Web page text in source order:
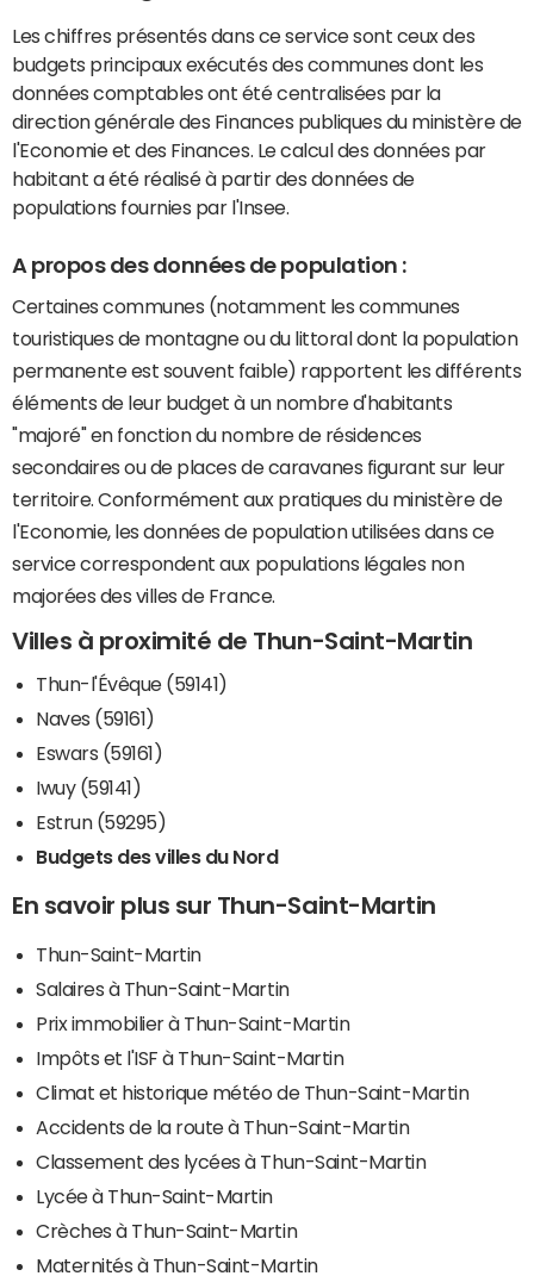
Les chiffres présentés dans ce service sont ceux des
budgets principaux exécutés des communes dont les
données comptables ont été centralisées par la
direction générale des Finances publiques du ministère de
l'Economie et des Finances. Le calcul des données par
habitant a été réalisé à partir des données de
populations fournies par l'Insee.
A propos des données de population :
Certaines communes (notamment les communes
touristiques de montagne ou du littoral dont la population
permanente est souvent faible) rapportent les différents
éléments de leur budget à un nombre d'habitants
"majoré" en fonction du nombre de résidences
secondaires ou de places de caravanes figurant sur leur
territoire. Conformément aux pratiques du ministère de
l'Economie, les données de population utilisées dans ce
service correspondent aux populations légales non
majorées des villes de France.
Villes à proximité de Thun-Saint-Martin
Thun-l'Évêque (59141)
Naves (59161)
Eswars (59161)
Iwuy (59141)
Estrun (59295)
Budgets des villes du Nord
En savoir plus sur Thun-Saint-Martin
Thun-Saint-Martin
Salaires à Thun-Saint-Martin
Prix immobilier à Thun-Saint-Martin
Impôts et l'ISF à Thun-Saint-Martin
Climat et historique météo de Thun-Saint-Martin
Accidents de la route à Thun-Saint-Martin
Classement des lycées à Thun-Saint-Martin
Lycée à Thun-Saint-Martin
Crèches à Thun-Saint-Martin
Maternités à Thun-Saint-Martin